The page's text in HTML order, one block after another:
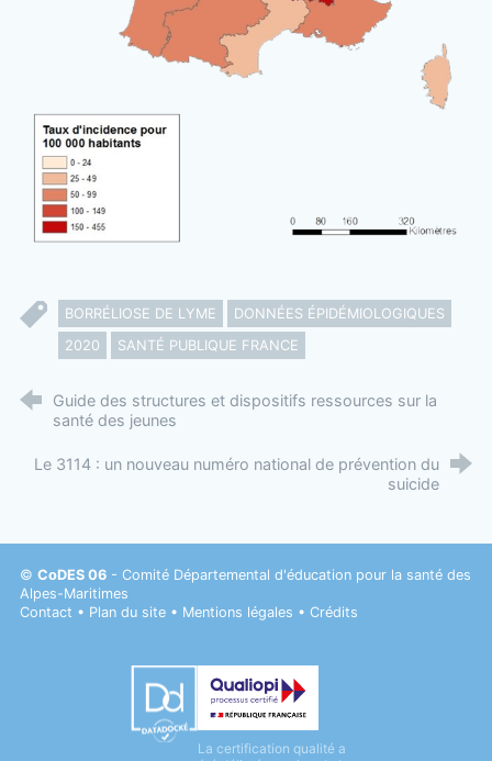
BORRÉLIOSE DE LYME
DONNÉES ÉPIDÉMIOLOGIQUES
2020
SANTÉ PUBLIQUE FRANCE
Guide des structures et dispositifs ressources sur la
santé des jeunes
Le 3114 : un nouveau numéro national de prévention du
suicide
© CoDES 06- Comité Départemental d'éducation pour la santé des
Alpes-Maritimes
Contact • Plan du site• Mentions légales • Crédits
Datadock
Qualiopi
La certification qualité a